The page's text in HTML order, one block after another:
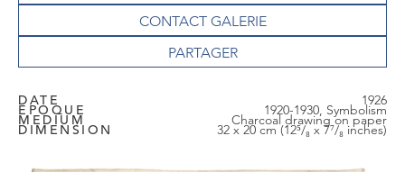
CONTACT GALERIE
DATE 1926
EPOQUE 1920-1930, Symbolism
MEDIUM Charcoal drawing on paper
DIMENSION 32 x 20 cm (12⁵/₈ x 7⁷/₈ inches)